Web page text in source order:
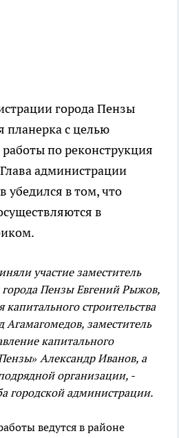
города Пензы
планерка с целью
по реконструкция
администрации
убедился в том, что
в
участие заместитель
Пензы Евгений Рыжов,
строительства
заместитель
капитального
Александр Иванов, а
организации, -
городской администрации.
ведутся в районе